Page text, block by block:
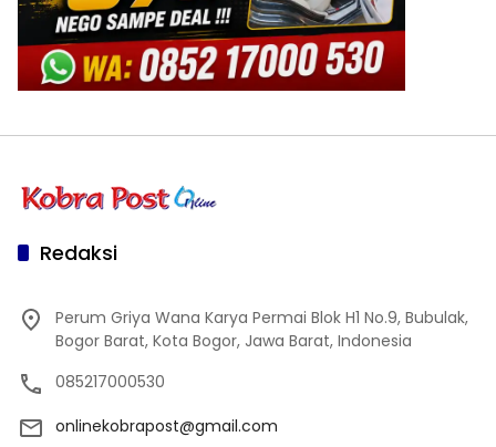
Redaksi
Perum Griya Wana Karya Permai Blok H1 No.9, Bubulak,
Bogor Barat, Kota Bogor, Jawa Barat, Indonesia
085217000530
onlinekobrapost@gmail.com